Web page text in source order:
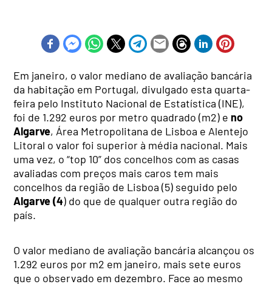
Em janeiro, o valor mediano de avaliação bancária
da habitação em Portugal, divulgado esta quarta-
feira pelo Instituto Nacional de Estatística (INE),
foi de 1.292 euros por metro quadrado (m2) e no
Algarve, Área Metropolitana de Lisboa e Alentejo
Litoral o valor foi superior à média nacional. Mais
uma vez, o “top 10” dos concelhos com as casas
avaliadas com preços mais caros tem mais
concelhos da região de Lisboa (5) seguido pelo
Algarve (4) do que de qualquer outra região do
país.
O valor mediano de avaliação bancária alcançou os
1.292 euros por m2 em janeiro, mais sete euros
que o observado em dezembro. Face ao mesmo